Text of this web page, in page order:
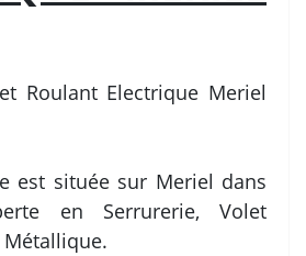
Roulant Electrique Meriel
est située sur Meriel dans
en Serrurerie, Volet
Métallique.